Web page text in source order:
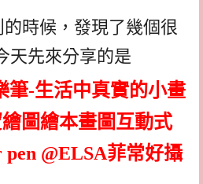
時候，發現了幾個很
天先來分享的是